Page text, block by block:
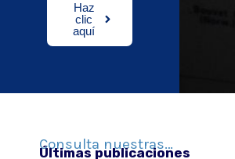
Haz
clic
aquí
Consulta nuestras…
Últimas publicaciones